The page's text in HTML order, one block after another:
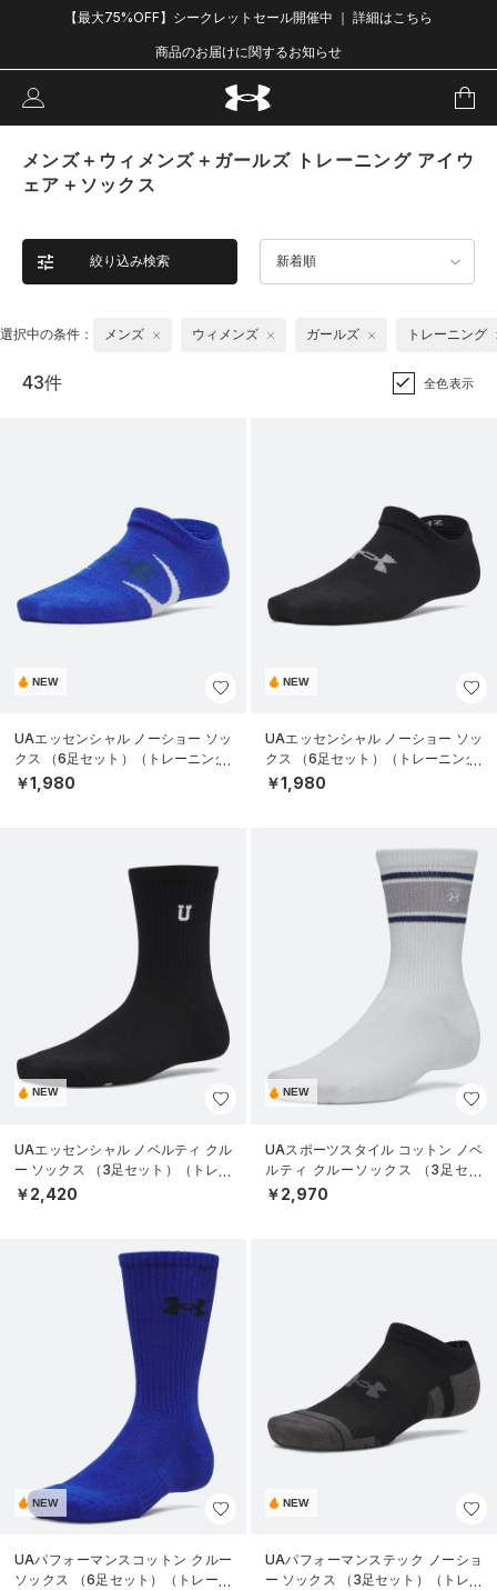
【最大75%OFF】シークレットセール開催中 ｜ 詳細はこちら
商品のお届けに関するお知らせ
メンズ＋ウィメンズ＋ガールズ トレーニング アイウ
ェア＋ソックス
絞り込み検索 新着順
選択中の条件： メンズ ウィメンズ ガールズ トレーニング
43件 全色表示
NEW
UAエッセンシャル ノーショー ソッ
クス （6足セット）（トレーニング/
KIDS）
￥1,980
NEW
UAエッセンシャル ノーショー ソッ
クス （6足セット）（トレーニング/
KIDS）
￥1,980
NEW
UAエッセンシャル ノベルティ クル
ー ソックス （3足セット）（トレー
ニング/WOMEN）
￥2,420
NEW
UAスポーツスタイル コットン ノベ
ルティ クルーソックス （3足セッ
ト）（トレーニング/UNISEX）
￥2,970
NEW
UAパフォーマンスコットン クルー
ソックス （6足セット）（トレーニ
NEW
UAパフォーマンステック ノーショ
ー ソックス （3足セット）（トレー